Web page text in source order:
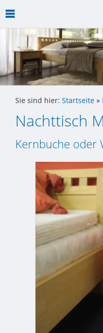
Sie sind hier: Startseite »
Nachttisch
Kernbuche oder